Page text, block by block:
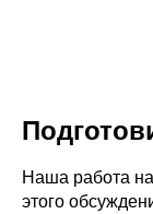
Наша работа
этого